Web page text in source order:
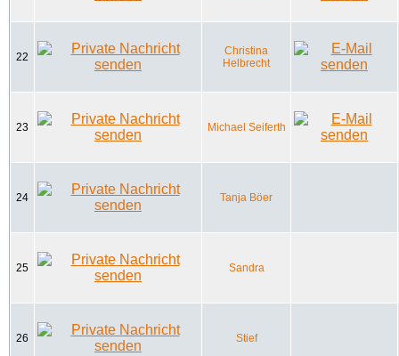
22
Christina
Helbrecht
23 Michael Seiferth
24 Tanja Böer
25 Sandra
26 Stief